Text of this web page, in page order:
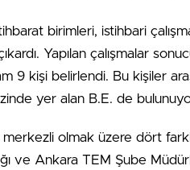
birimleri, istihbari
Yapılan çalışmalar
9 kişi belirlendi. Bu kişiler
yer alan B.E. de
olmak üzere dört
ve Ankara TEM Şube